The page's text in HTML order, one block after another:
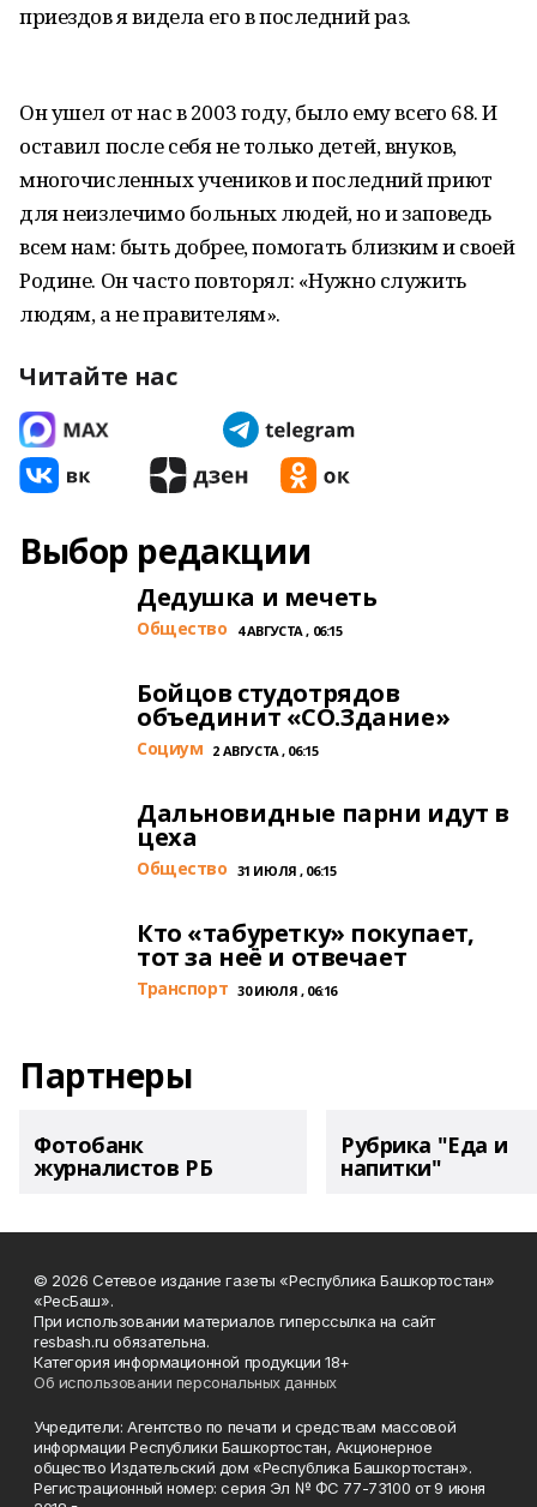
приездов я видела его в последний раз.
Он ушел от нас в 2003 году, было ему всего 68. И
оставил после себя не только детей, внуков,
многочисленных учеников и последний приют
для неизлечимо больных людей, но и заповедь
всем нам: быть добрее, помогать близким и своей
Родине. Он часто повторял: «Нужно служить
людям, а не правителям».
Читайте нас
Выбор редакции
Дедушка и мечеть
Общество 4 АВГУСТА , 06:15
Бойцов студотрядов
объединит «СО.Здание»
Cоциум 2 АВГУСТА , 06:15
Дальновидные парни идут в
цеха
Общество 31 ИЮЛЯ , 06:15
Кто «табуретку» покупает,
тот за неё и отвечает
Транспорт 30 ИЮЛЯ , 06:16
Партнеры
Фотобанк
журналистов РБ
Рубрика "Еда и
напитки"
© 2026 Сетевое издание газеты «Республика Башкортостан»
«РесБаш».
При использовании материалов гиперссылка на сайт
resbash.ru обязательна.
Категория информационной продукции 18+
Об использовании персональных данных
Учредители: Агентство по печати и средствам массовой
информации Республики Башкортостан, Акционерное
общество Издательский дом «Республика Башкортостан».
Регистрационный номер: серия Эл № ФС 77-73100 от 9 июня